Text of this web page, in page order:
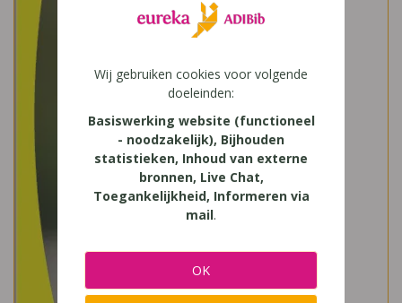
Wij gebruiken cookies voor volgende
doeleinden:
Basiswerking website (functioneel
- noodzakelijk), Bijhouden
statistieken, Inhoud van externe
bronnen, Live Chat,
Toegankelijkheid, Informeren via
mail.
OK